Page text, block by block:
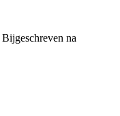
Bijgeschreven na